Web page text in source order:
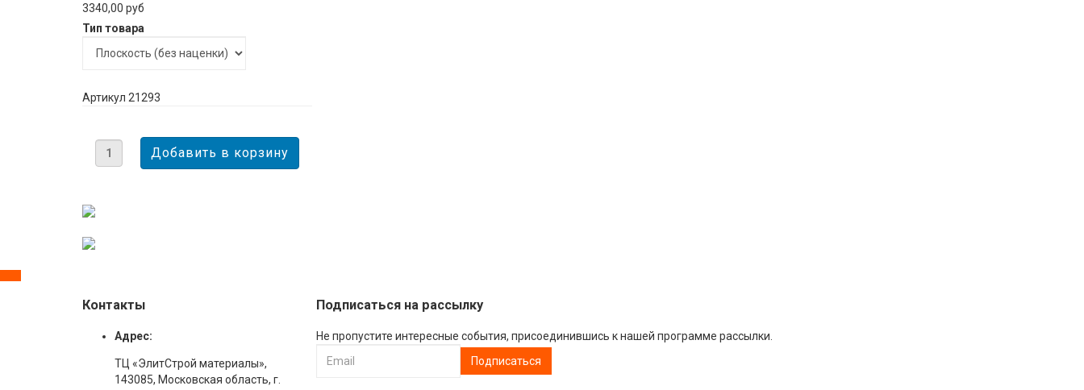
3340,00 руб
Тип товара
Артикул 21293
Контакты
Адрес:
ТЦ «ЭлитСтрой материалы»,
143085, Московская область, г.
Подписаться на рассылку
Не пропустите интересные события, присоединившись к нашей программе рассылки.